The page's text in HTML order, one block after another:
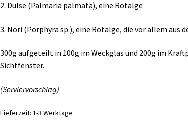
2. Dulse (Palmaria palmata), eine Rotalge
3. Nori (Porphyra sp.), eine Rotalge, die vor allem aus
300g aufgeteilt in 100g im Weckglas und 200g im
Sichtfenster.
(Serviervorschlag)
Lieferzeit: 1-3 Werktage